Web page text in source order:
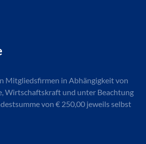
Mitgliedsfirmen in Abhängigkeit von
Wirtschaftskraft und unter Beachtung
von € 250,00 jeweils selbst